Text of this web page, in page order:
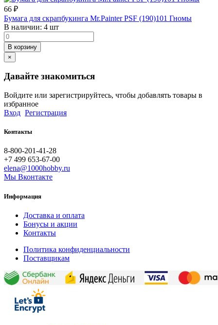
66 ₽
Бумага для скрапбукинга Mr.Painter PSF (190)101 Гномы
В наличии: 4 шт
В корзину
×
Давайте знакомиться
Войдите или зарегистрируйтесь, чтобы добавлять товары в
избранное
Вход Регистрация
Контакты
8-800-201-41-28
+7 499 653-67-00
elena@1000hobby.ru
Мы Вконтакте
Информация
Доставка и оплата
Бонусы и акции
Контакты
Политика конфиденциальности
Поставщикам